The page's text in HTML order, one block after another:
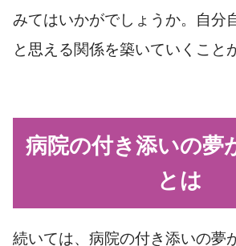
みてはいかがでしょうか。自分
と思える関係を築いていくこと
病院の付き添いの夢
とは
続いては、病院の付き添いの夢